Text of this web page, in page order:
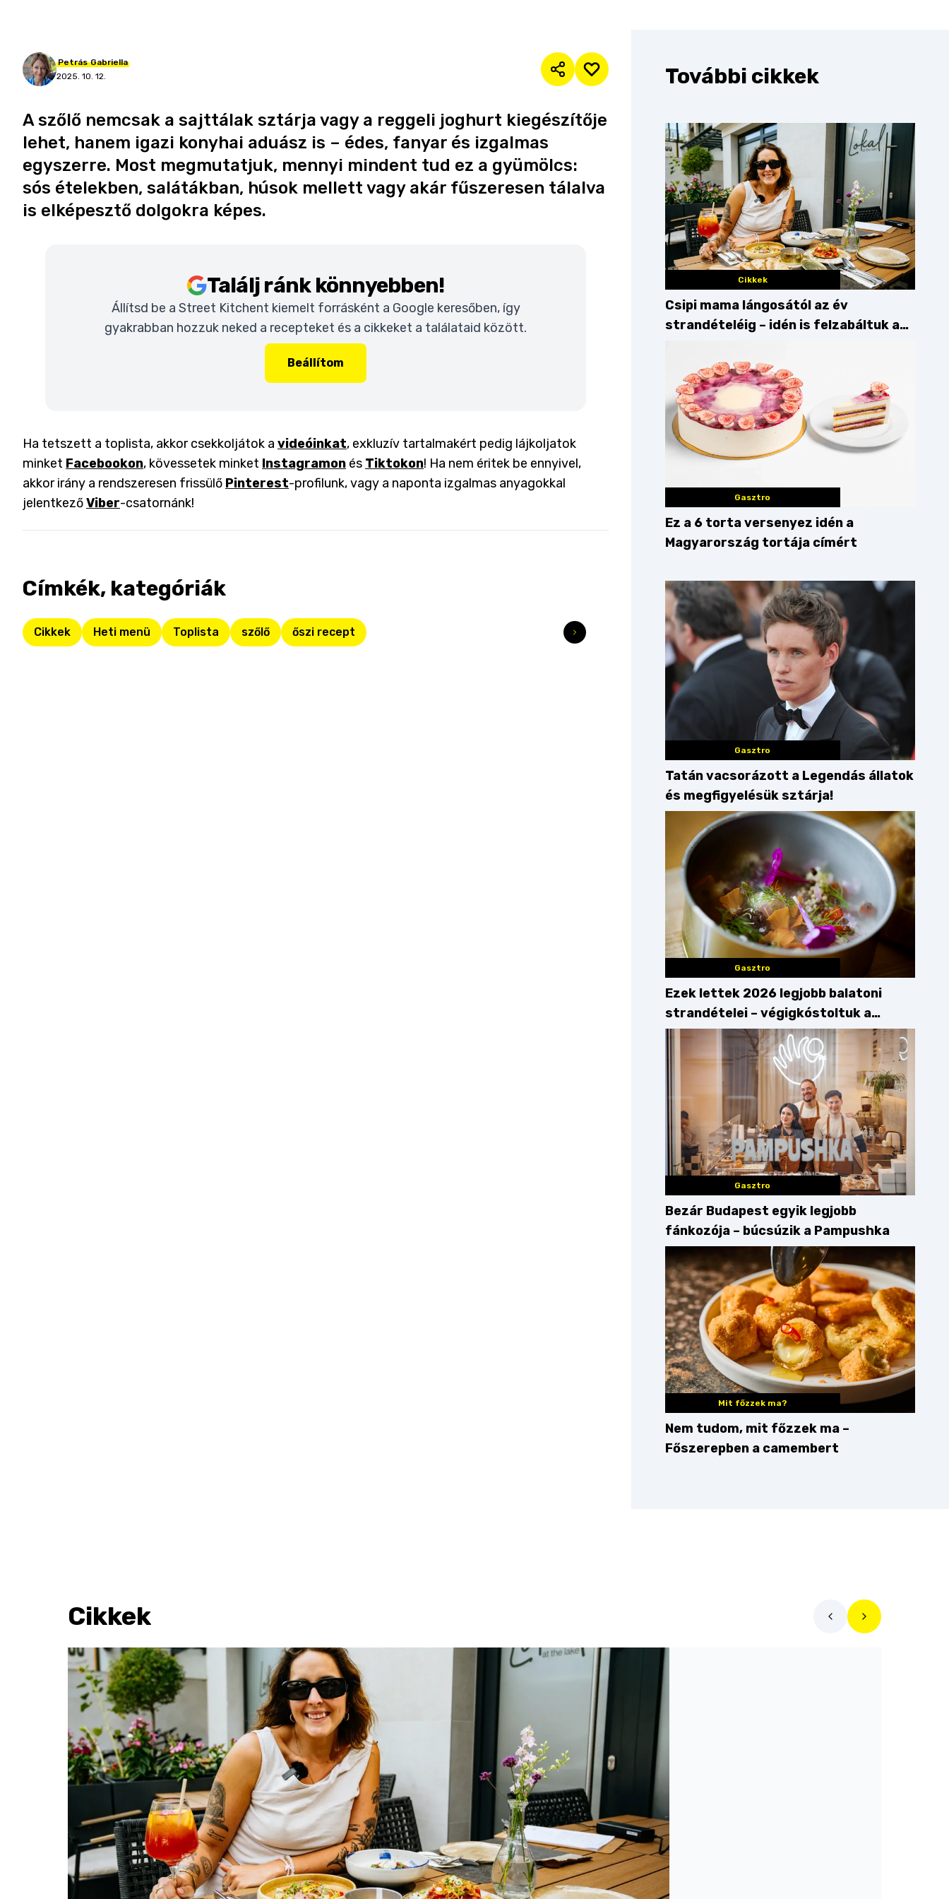
Petrás Gabriella
2025. 10. 12.
A szőlő nemcsak a sajttálak sztárja vagy a reggeli joghurt kiegészítője
lehet, hanem igazi konyhai aduász is – édes, fanyar és izgalmas
egyszerre. Most megmutatjuk, mennyi mindent tud ez a gyümölcs:
sós ételekben, salátákban, húsok mellett vagy akár fűszeresen tálalva
is elképesztő dolgokra képes.
Találj ránk könnyebben!
Állítsd be a Street Kitchent kiemelt forrásként a Google keresőben, így
gyakrabban hozzuk neked a recepteket és a cikkeket a találataid között.
Beállítom
Ha tetszett a toplista, akkor csekkoljátok a videóinkat, exkluzív tartalmakért pedig lájkoljatok
minket Facebookon, kövessetek minket Instagramon és Tiktokon! Ha nem éritek be ennyivel,
akkor irány a rendszeresen frissülő Pinterest-profilunk, vagy a naponta izgalmas anyagokkal
jelentkezőViber-csatornánk!
Címkék, kategóriák
Cikkek Heti menü Toplista szőlő őszi recept
További cikkek
Cikkek
Csipi mama lángosától az év
strandételéig – idén is felzabáltuk a
Gasztro
Ez a 6 torta versenyez idén a
Magyarország tortája címért
Gasztro
Tatán vacsorázott a Legendás állatok
és megfigyelésük sztárja!
Gasztro
Ezek lettek 2026 legjobb balatoni
strandételei – végigkóstoltuk a
győzteseket
Gasztro
Bezár Budapest egyik legjobb
fánkozója – búcsúzik a Pampushka
Mit főzzek ma?
Nem tudom, mit főzzek ma –
Főszerepben a camembert
Cikkek